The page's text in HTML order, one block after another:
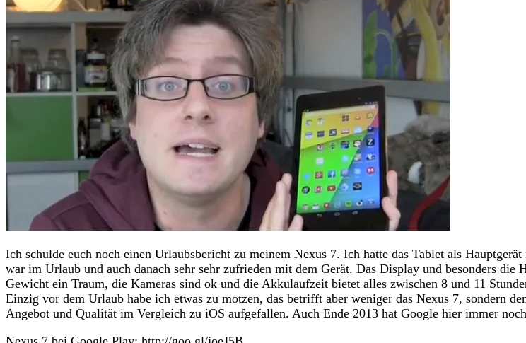
Ich schulde euch noch einen Urlaubsbericht zu meinem Nexus 7. Ich hatte das Tablet als
war im Urlaub und auch danach sehr sehr zufrieden mit dem Gerät. Das Display und besonders
Gewicht ein Traum, die Kameras sind ok und die Akkulaufzeit bietet alles zwischen 8 und 11
Einzig vor dem Urlaub habe ich etwas zu motzen, das betrifft aber weniger das Nexus 7, sondern
Angebot und Qualität im Vergleich zu iOS aufgefallen. Auch Ende 2013 hat Google hier immer